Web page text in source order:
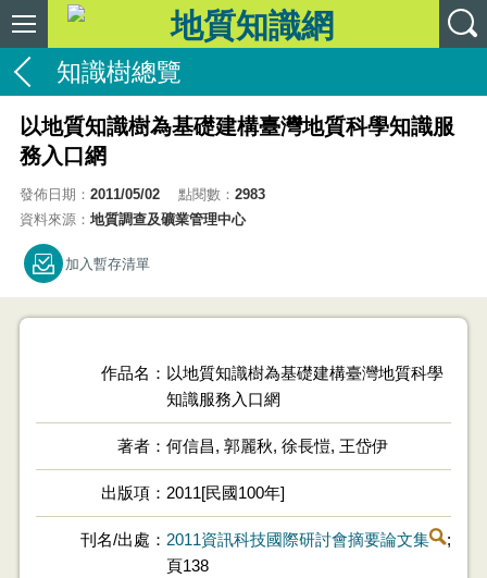
知識樹總覽
以地質知識樹為基礎建構臺灣地質科學知識服
務入口網
發佈日期： 2011/05/02 點閱數： 2983
資料來源： 地質調查及礦業管理中心
加入暫存清單
作品名
以地質知識樹為基礎建構臺灣地質科學
知識服務入口網
著者 何信昌, 郭麗秋, 徐長愷, 王岱伊
出版項 2011[民國100年]
刊名/出處 2011資訊科技國際研討會摘要論文集
;
頁138